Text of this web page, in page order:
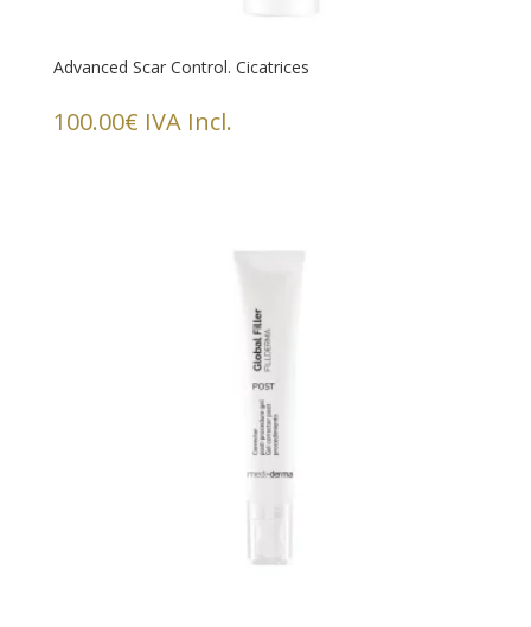
Advanced Scar Control. Cicatrices
100.00€ IVA Incl.